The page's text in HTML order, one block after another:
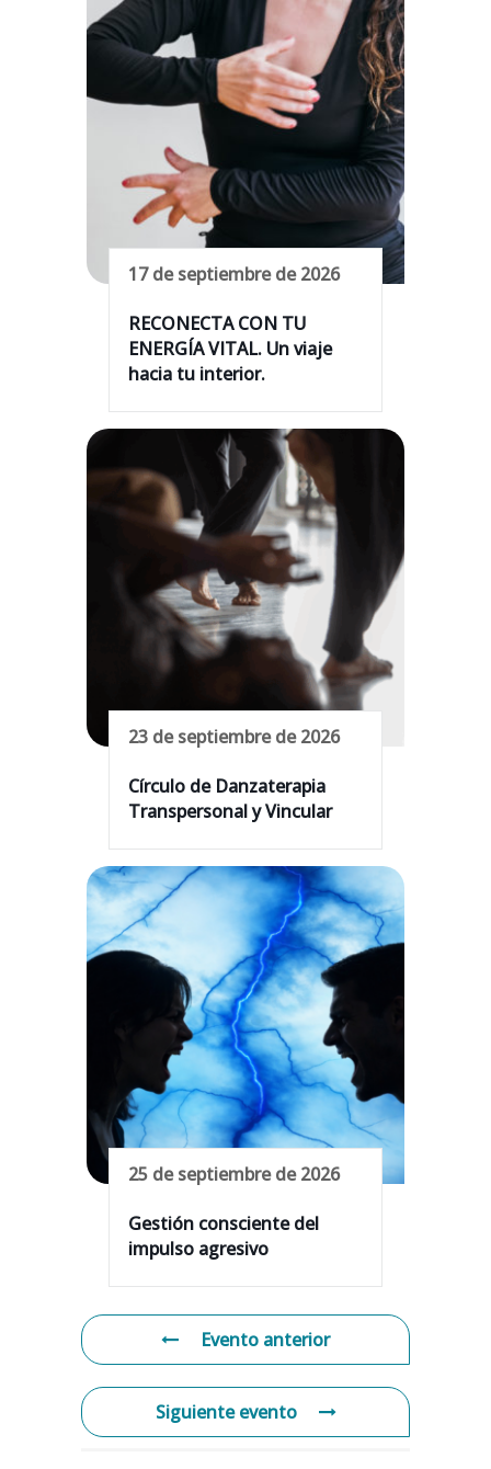
17 de septiembre de 2026
RECONECTA CON TU
ENERGÍA VITAL. Un viaje
hacia tu interior.
23 de septiembre de 2026
Círculo de Danzaterapia
Transpersonal y Vincular
25 de septiembre de 2026
Gestión consciente del
impulso agresivo
Evento anterior
Siguiente evento